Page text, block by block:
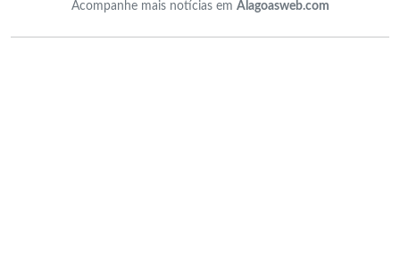
Acompanhe mais notícias em Alagoasweb.com